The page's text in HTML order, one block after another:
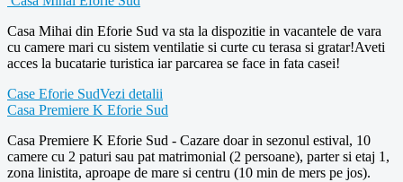
Casa Mihai din Eforie Sud va sta la dispozitie in vacantele de vara
cu camere mari cu sistem ventilatie si curte cu terasa si gratar!Aveti
acces la bucatarie turistica iar parcarea se face in fata casei!
Case Eforie SudVezi detalii
Casa Premiere K Eforie Sud
Casa Premiere K Eforie Sud - Cazare doar in sezonul estival, 10
camere cu 2 paturi sau pat matrimonial (2 persoane), parter si etaj 1,
zona linistita, aproape de mare si centru (10 min de mers pe jos).